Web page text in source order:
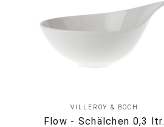
VILLEROY & BOCH
Flow - Schälchen 0,3 ltr.